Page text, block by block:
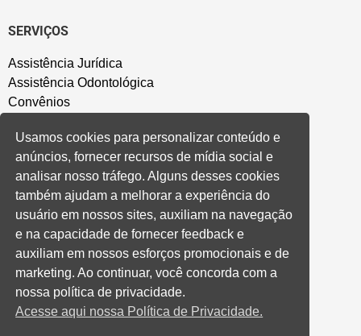
SERVIÇOS
Assistência Jurídica
Assistência Odontológica
Convênios
Salão de Festa
Política de Privacidade
CONVENÇÃO COLETIVA E ACORDOS
Convenções Coletivas
Banco do Brasil
Caixa Econômica Federal
Banrisul
Privados
Usamos cookies para personalizar conteúdo e
anúncios, fornecer recursos de mídia social e
analisar nosso tráfego. Alguns desses cookies
também ajudam a melhorar a experiência do
usuário em nossos sites, auxiliam na navegação
e na capacidade de fornecer feedback e
auxiliam em nossos esforços promocionais e de
marketing. Ao continuar, você concorda com a
nossa política de privacidade.
Acesse aqui nossa Política de Privacidade.